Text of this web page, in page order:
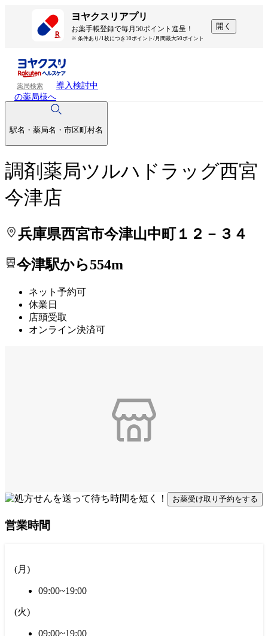
ヨヤクスリアプリ
お薬手帳登録で毎月50ポイント進呈！
※ 条件あり/1枚につき10ポイント/月間最大50ポイント
開く
薬局検索
導入検討中
の薬局様へ
駅名・薬局名・市区町村名
調剤薬局ツルハドラッグ西宮
今津店
兵庫県西宮市今津山中町１２－３４
今津駅から554m
ネット予約可
休業日
店頭受取
オンライン決済可
処方せんを送って待ち時間を短く！
お薬受け取り予約をする
営業時間
(月 )
09:00~19:00
(火)
09:00~19:00
処方せんを送って待ち時間を短く！